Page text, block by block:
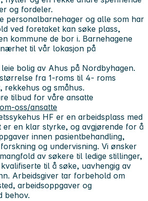
og fordeler.
personalbarnehager og alle som har
ved foretaket kan søke plass,
kommune de bor i. Barnehagene
til vår lokasjon på
bolig av Ahus på Nordbyhagen.
fra 1-roms til 4- roms
rekkehus og småhus.
tilbud for våre ansatte
oss/ansatte
HF er en arbeidsplass med
er en klar styrke, og avgjørende for å
innen pasientbehandling,
og undervisning. Vi ønsker
av søkere til ledige stillinger,
til å søke, uavhengig av
Arbeidsgiver tar forbehold om
arbeidsoppgaver og
behov.